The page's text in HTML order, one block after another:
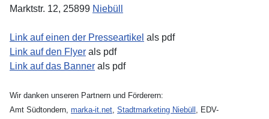
Marktstr. 12, 25899 Niebüll
Link auf einen der Presseartikel als pdf
Link auf den Flyer als pdf
Link auf das Banner als pdf
Wir danken unseren Partnern und Förderern:
Amt Südtondern, marka-it.net, Stadtmarketing Niebüll , EDV-